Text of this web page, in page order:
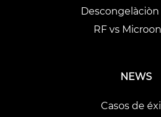
RF vs
NEWS
Casos de